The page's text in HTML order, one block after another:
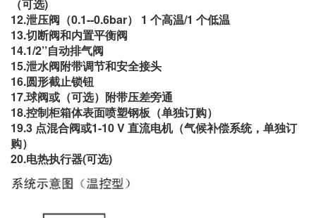
（可选)
12.泄压阀（0.1--0.6bar） 1 个高温/1 个低温
13.切断阀和内置平衡阀
14.1/2’’自动排气阀
15.泄水阀附带调节和安全接头
16.圆形截止锁钮
17.球阀或（可选）附带压差旁通
18.控制柜箱体表面喷塑钢板（单独订购）
19.3 点混合阀或1-10 V 直流电机（气候补偿系统，单独订
购）
20.电热执行器(可选)